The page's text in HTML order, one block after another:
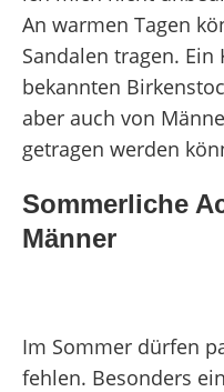
An warmen Tagen
Sandalen tragen.
bekannten
aber auch von
getragen werden
Sommerliche
Männer
Im Sommer dürfen
fehlen. Besonders